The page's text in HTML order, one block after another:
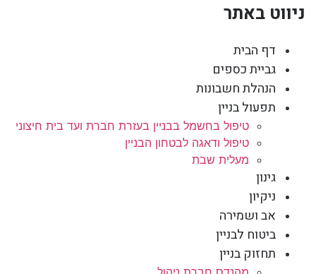
ניווט באתר
דף הבית
גביית כספים
הנהלת חשבונות
תפעול בניין
טיפול בחשמל בבניין בעזרת חברת ועד בית חיצוני
טיפול ודאגה לבטחון הבניין
מעלית שבת
גינון
ניקיון
אב ושמירה
ביטוח לבניין
תחזוק בניין